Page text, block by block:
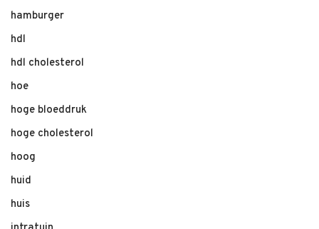
hamburger
hdl
hdl cholesterol
hoe
hoge bloeddruk
hoge cholesterol
hoog
huid
huis